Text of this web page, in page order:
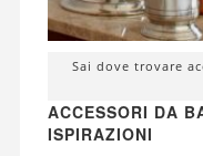
Sai dove trovare
ACCESSORI DA
ISPIRAZIONI